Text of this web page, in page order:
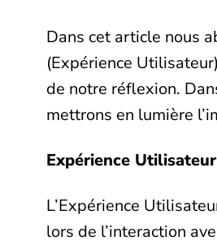
Dans cet article nous
(Expérience
de notre réflexion.
mettrons en lumière
Expérience
L’Expérience
lors de l’interaction